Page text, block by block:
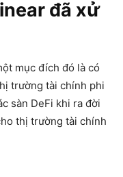
đã xử
mục đích đó là có
trường tài chính phi
sàn DeFi khi ra đời
thị trường tài chính